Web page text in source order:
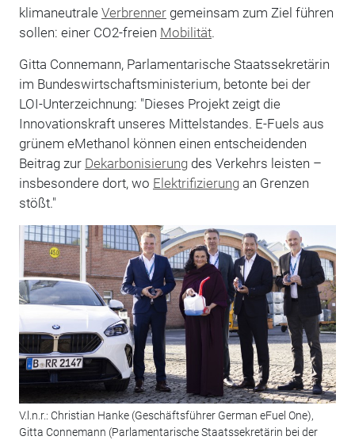
klimaneutrale Verbrennergemeinsam zum Ziel führen
sollen: einer CO2-freien Mobilität.
Gitta Connemann, Parlamentarische Staatssekretärin
im Bundeswirtschaftsministerium, betonte bei der
LOI-Unterzeichnung: "Dieses Projekt zeigt die
Innovationskraft unseres Mittelstandes. E-Fuels aus
grünem eMethanol können einen entscheidenden
Beitrag zur Dekarbonisierungdes Verkehrs leisten –
insbesondere dort, wo Elektrifizierungan Grenzen
stößt."
V.l.n.r.: Christian Hanke (Geschäftsführer German eFuel One),
Gitta Connemann (Parlamentarische Staatssekretärin bei der